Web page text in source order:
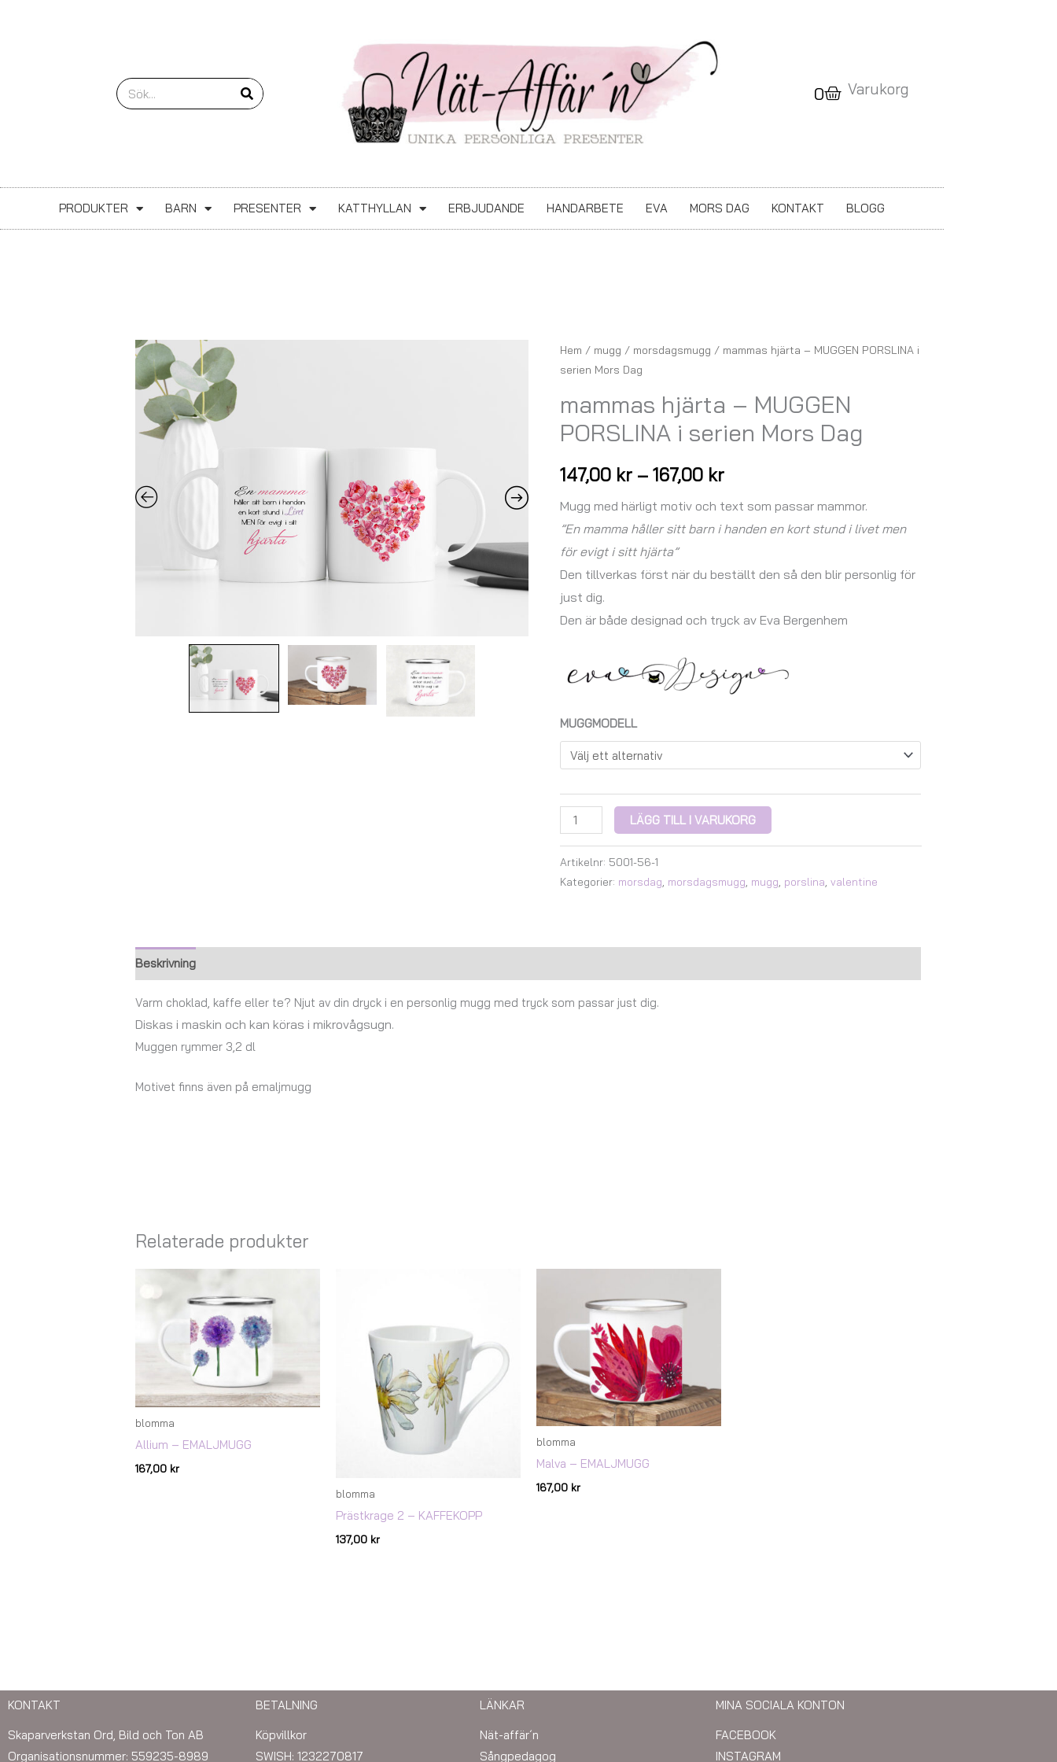
Sök 0
Varukorg
Varukorg
PRODUKTER BARN PRESENTER KATTHYLLAN ERBJUDANDE HANDARBETE EVA MORS DAG KONTAKT BLOGG
Hem / mugg / morsdagsmugg / mammas hjärta – MUGGEN PORSLINA i
serien Mors Dag
mammas hjärta – MUGGEN
PORSLINA i serien Mors Dag
147,00 kr – 167,00 kr
Prisintervall:
till
Mugg med härligt motiv och text som passar mammor.
”En mamma håller sitt barn i handen en kort stund i livet men
för evigt i sitt hjärta”
Den tillverkas först när du beställt den så den blir personlig för
just dig.
Den är både designad och tryck av Eva Bergenhem
MUGGMODELL
mammas
hjärta
MUGGEN
PORSLINA
serien
Mors
LÄGG TILL I VARUKORG
Artikelnr: 5001-56-1
Kategorier: morsdag morsdagsmugg mugg porslina valentine
Beskrivning
Varm choklad, kaffe eller te? Njut av din dryck i en personlig mugg med tryck som passar just dig.
Diskas i maskin och kan köras i mikrovågsugn.
Muggen rymmer 3,2 dl
Motivet finns även på emaljmugg
Relaterade produkter
blomma
Allium – EMALJMUGG
167,00 kr
blomma
Prästkrage 2 – KAFFEKOPP
137,00 kr
blomma
Malva – EMALJMUGG
167,00 kr
KONTAKT
Skaparverkstan Ord, Bild och Ton AB
Organisationsnummer: 559235-8989
BETALNING
Köpvillkor
SWISH: 1232270817
LÄNKAR
Nät-affär´n
Sångpedagog
MINA SOCIALA KONTON
FACEBOOK
INSTAGRAM